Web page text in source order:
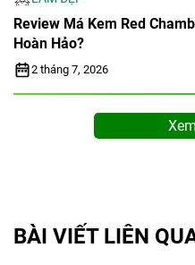
Review Má Kem Red
Hoàn Hảo?
2 tháng 7, 2026
BÀI VIẾT LIÊN